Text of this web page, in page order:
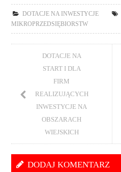
KONTAKT
DOTACJE NA INWESTYCJE
MIKROPRZEDSIĘBIORSTW
DOTACJE NA
START I DLA
FIRM
REALIZUJĄCYCH
INWESTYCJE NA
OBSZARACH
WIEJSKICH
DODAJ KOMENTARZ